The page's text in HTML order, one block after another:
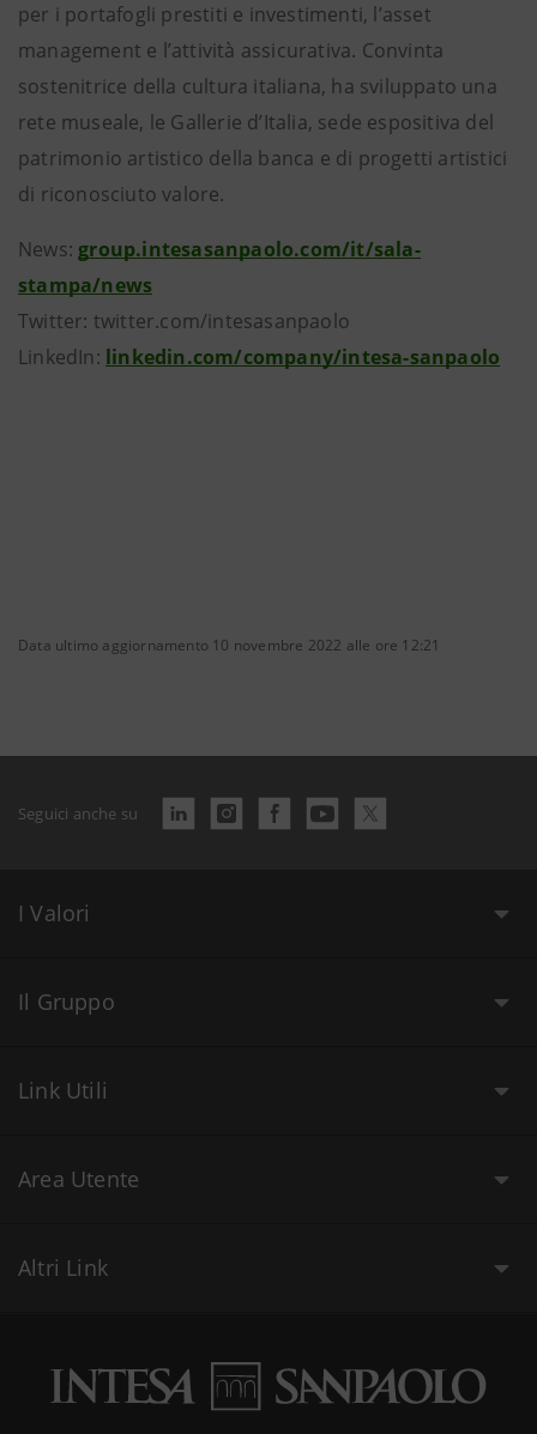
per i portafogli prestiti e investimenti, l’asset
management e l’attività assicurativa. Convinta
sostenitrice della cultura italiana, ha sviluppato una
rete museale, le Gallerie d’Italia, sede espositiva del
patrimonio artistico della banca e di progetti artistici
di riconosciuto valore.
News: group.intesasanpaolo.com/it/sala-
stampa/news
Twitter: twitter.com/intesasanpaolo
LinkedIn: linkedin.com/company/intesa-sanpaolo
Data ultimo aggiornamento 10 novembre 2022 alle ore 12:21
Seguici anche su
I Valori
Il Gruppo
Link Utili
Area Utente
Altri Link